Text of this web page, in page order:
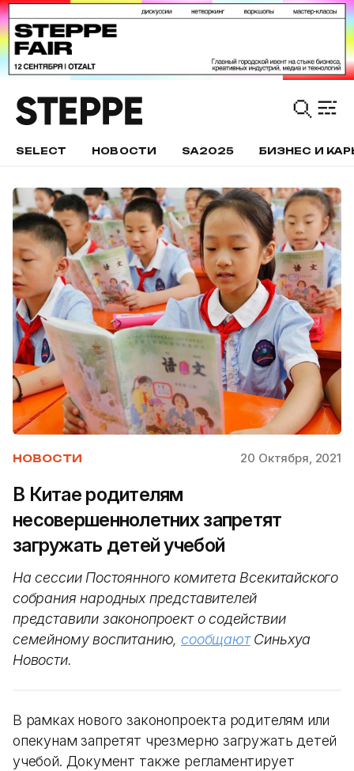
SELECT НОВОСТИ SA2025 БИЗНЕС И
НОВОСТИ 20 Октября, 2021
В Китае родителям
несовершеннолетних запретят
загружать детей учебой
На сессии Постоянного комитета Всекитайского
собрания народных представителей
представили законопроект о содействии
семейному воспитанию,сообщаютСиньхуа
Новости.
В рамках нового законопроекта родителям или
опекунам запретят чрезмерно загружать детей
учебой. Документ также регламентирует